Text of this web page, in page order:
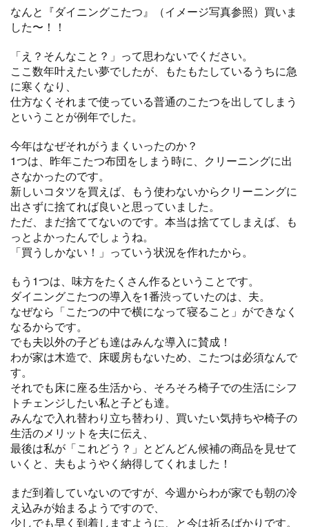
なんと『ダイニングこたつ』（イメージ写真参照）買いま
した〜！！
「え？そんなこと？」って思わないでください。
ここ数年叶えたい夢でしたが、もたもたしているうちに急
に寒くなり、
仕方なくそれまで使っている普通のこたつを出してしまう
ということが例年でした。
今年はなぜそれがうまくいったのか？
1つは、昨年こたつ布団をしまう時に、クリーニングに出
さなかったのです。
新しいコタツを買えば、もう使わないからクリーニングに
出さずに捨てれば良いと思っていました。
ただ、まだ捨ててないのです。本当は捨ててしまえば、も
っとよかったんでしょうね。
「買うしかない！」っていう状況を作れたから。
もう1つは、味方をたくさん作るということです。
ダイニングこたつの導入を1番渋っていたのは、夫。
なぜなら「こたつの中で横になって寝ること」ができなく
なるからです。
でも夫以外の子ども達はみんな導入に賛成！
わが家は木造で、床暖房もないため、こたつは必須なんで
す。
それでも床に座る生活から、そろそろ椅子での生活にシフ
トチェンジしたい私と子ども達。
みんなで入れ替わり立ち替わり、買いたい気持ちや椅子の
生活のメリットを夫に伝え、
最後は私が「これどう？」とどんどん候補の商品を見せて
いくと、夫もようやく納得してくれました！
まだ到着していないのですが、今週からわが家でも朝の冷
え込みが始まるようですので、
少しでも早く到着しますように、と今は祈るばかりです。